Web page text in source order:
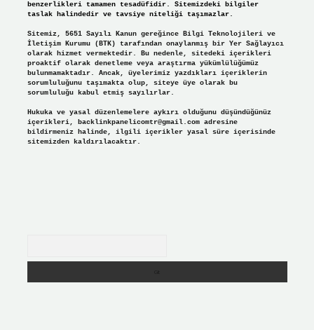
benzerlikleri tamamen tesadüfidir. Sitemizdeki bilgiler
taslak halindedir ve tavsiye niteliği taşımazlar.
Sitemiz, 5651 Sayılı Kanun gereğince Bilgi Teknolojileri ve
İletişim Kurumu (BTK) tarafından onaylanmış bir Yer Sağlayıcı
olarak hizmet vermektedir. Bu nedenle, sitedeki içerikleri
proaktif olarak denetleme veya araştırma yükümlülüğümüz
bulunmamaktadır. Ancak, üyelerimiz yazdıkları içeriklerin
sorumluluğunu taşımakta olup, siteye üye olarak bu
sorumluluğu kabul etmiş sayılırlar.
Hukuka ve yasal düzenlemelere aykırı olduğunu düşündüğünüz
içerikleri, backlinkpanelicomtr@gmail.comadresine
bildirmeniz halinde, ilgili içerikler yasal süre içerisinde
sitemizden kaldırılacaktır.